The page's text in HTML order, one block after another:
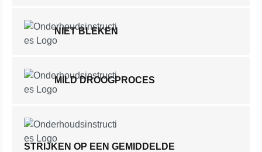
NIET BLEKEN
MILD DROOGPROCES
STRIJKEN OP EEN GEMIDDELDE